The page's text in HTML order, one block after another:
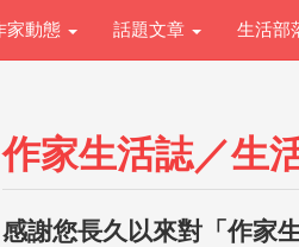
家動態 話題文章 生活部
作家生活誌／生
感謝您長久以來對「作家